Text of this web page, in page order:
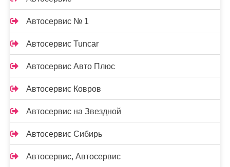
Автосервис № 1
Автосервис Tuncar
Автосервис Авто Плюс
Автосервис Ковров
Автосервис на Звездной
Автосервис Сибирь
Автосервис, Автосервис